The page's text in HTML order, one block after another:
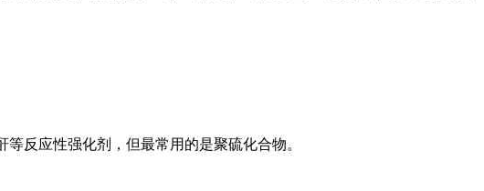
反应性强化剂，但最常用的是聚硫化合物。